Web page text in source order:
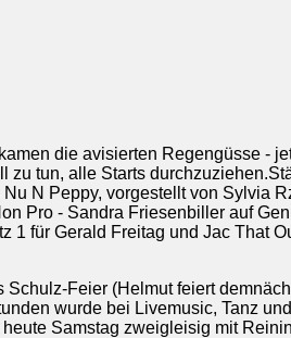
die avisierten Regengüsse -
zu tun, alle Starts
N Peppy, vorgestellt von Sylvia
Pro - Sandra Friesenbiller auf
1 für Gerald Freitag und Jac That
Feier (Helmut feiert
wurde bei Livemusic, Tanz
Samstag zweigleisig mit